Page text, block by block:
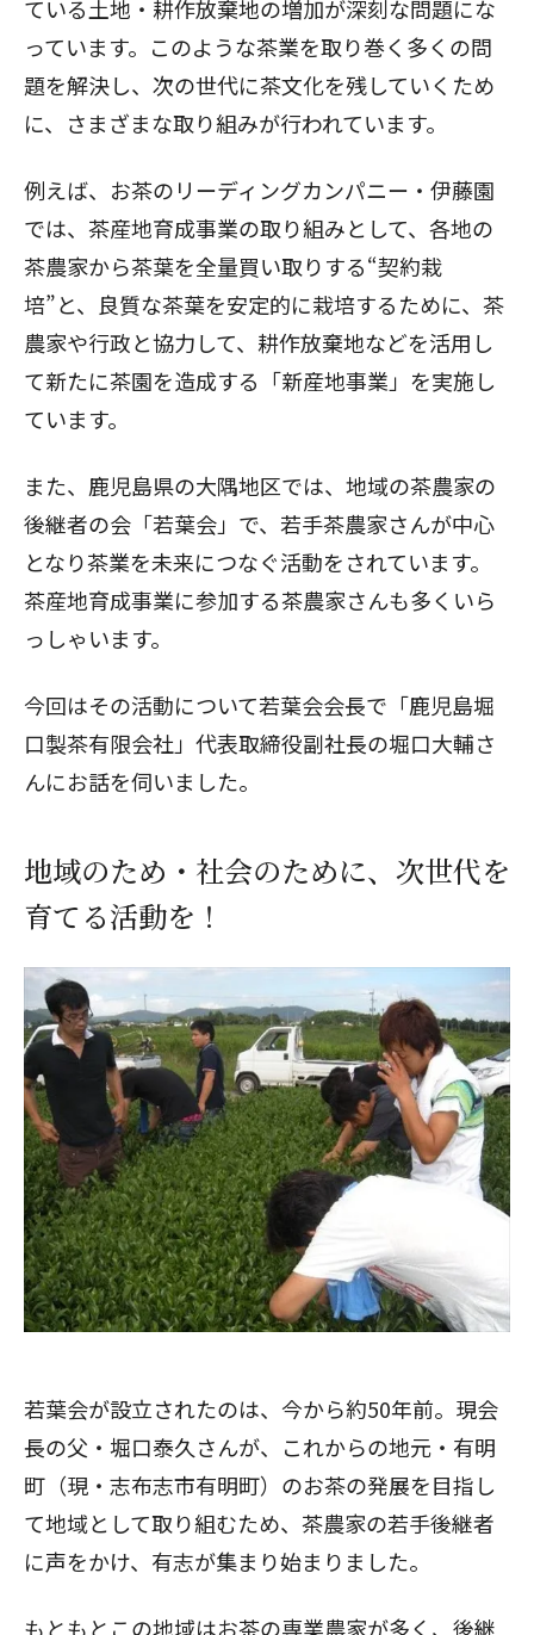
ている土地・耕作放棄地の増加が深刻な問題にな
っています。このような茶業を取り巻く多くの問
題を解決し、次の世代に茶文化を残していくため
に、さまざまな取り組みが行われています。
例えば、お茶のリーディングカンパニー・伊藤園
では、茶産地育成事業の取り組みとして、各地の
茶農家から茶葉を全量買い取りする“契約栽
培”と、良質な茶葉を安定的に栽培するために、茶
農家や行政と協力して、耕作放棄地などを活用し
て新たに茶園を造成する「新産地事業」を実施し
ています。
また、鹿児島県の大隅地区では、地域の茶農家の
後継者の会「若葉会」で、若手茶農家さんが中心
となり茶業を未来につなぐ活動をされています。
茶産地育成事業に参加する茶農家さんも多くいら
っしゃいます。
今回はその活動について若葉会会長で「鹿児島堀
口製茶有限会社」代表取締役副社長の堀口大輔さ
んにお話を伺いました。
地域のため・社会のために、次世代を
育てる活動を！
若葉会が設立されたのは、今から約50年前。現会
長の父・堀口泰久さんが、これからの地元・有明
町（現・志布志市有明町）のお茶の発展を目指し
て地域として取り組むため、茶農家の若手後継者
に声をかけ、有志が集まり始まりました。
もともとこの地域はお茶の専業農家が多く、後継